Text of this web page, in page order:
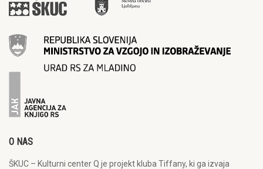
O NAS
ŠKUC – Kulturni center Q je projekt kluba Tiffany, ki ga izvaja